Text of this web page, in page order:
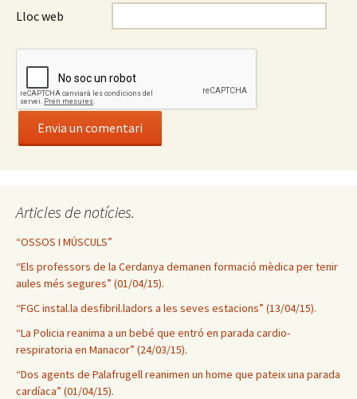
Lloc web
Articles de notícies.
“OSSOS I MÚSCULS”
“Els professors de la Cerdanya demanen formació mèdica per tenir
aules més segures” (01/04/15).
“FGC instal.la desfibril.ladors a les seves estacions” (13/04/15).
“La Policia reanima a un bebé que entró en parada cardio-
respiratoria en Manacor” (24/03/15).
“Dos agents de Palafrugell reanimen un home que pateix una parada
cardíaca” (01/04/15).